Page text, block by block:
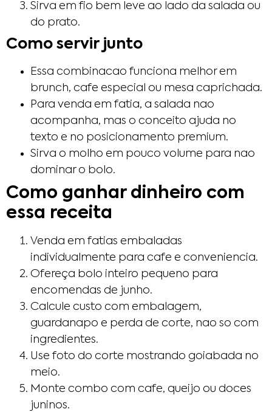
Sirva em fio bem leve ao lado da salada ou
do prato.
Como servir junto
Essa combinacao funciona melhor em
brunch, cafe especial ou mesa caprichada.
Para venda em fatia, a salada nao
acompanha, mas o conceito ajuda no
texto e no posicionamento premium.
Sirva o molho em pouco volume para nao
dominar o bolo.
Como ganhar dinheiro com
essa receita
Venda em fatias embaladas
individualmente para cafe e conveniencia.
Ofereça bolo inteiro pequeno para
encomendas de junho.
Calcule custo com embalagem,
guardanapo e perda de corte, nao so com
ingredientes.
Use foto do corte mostrando goiabada no
meio.
Monte combo com cafe, queijo ou doces
juninos.